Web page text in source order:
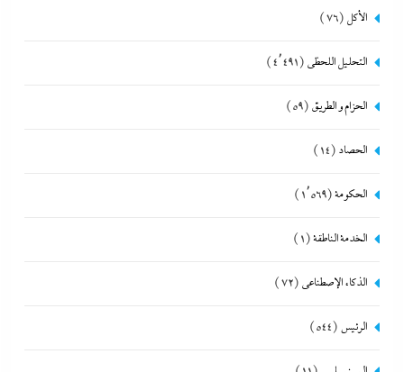
الأكل (76)
التحليل اللحظي (4٬491)
الحزام و الطريق (59)
الحصاد (14)
الحكومة(1٬569)
الخدمة الناطقة(1)
الذكاء الإصطناعي (72)
الرئيس (544)